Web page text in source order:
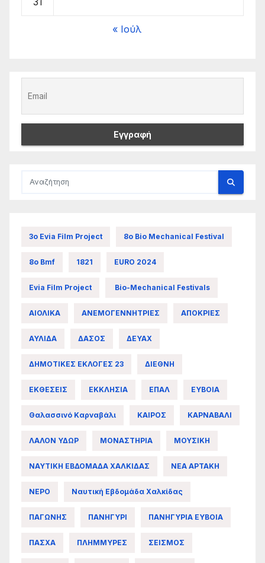
« Ιούλ
3ο Evia Film Project 8ο Bio Mechanical Festival
8ο Bmf 1821 EURO 2024
Evia Film Project Bio-Mechanical Festivals
ΑΙΟΛΙΚΑ ΑΝΕΜΟΓΕΝΝΗΤΡΙΕΣ ΑΠΟΚΡΙΕΣ
ΑΥΛΙΔΑ ΔΑΣΟΣ ΔΕΥΑΧ
ΔΗΜΟΤΙΚΕΣ ΕΚΛΟΓΕΣ 23 ΔΙΕΘΝΗ
ΕΚΘΕΣΕΙΣ ΕΚΚΛΗΣΙΑ ΕΠΑΛ ΕΥΒΟΙΑ
Θαλασσινό Καρναβάλι ΚΑΙΡΟΣ ΚΑΡΝΑΒΑΛΙ
ΛΑΛΟΝ ΥΔΩΡ ΜΟΝΑΣΤΗΡΙΑ ΜΟΥΣΙΚΗ
ΝΑΥΤΙΚΗ ΕΒΔΟΜΑΔΑ ΧΑΛΚΙΔΑΣ ΝΕΑ ΑΡΤΑΚΗ
ΝΕΡΟ Ναυτική Εβδομάδα Χαλκίδας
ΠΑΓΩΝΗΣ ΠΑΝΗΓΥΡΙ ΠΑΝΗΓΥΡΙΑ ΕΥΒΟΙΑ
ΠΑΣΧΑ ΠΛΗΜΜΥΡΕΣ ΣΕΙΣΜΟΣ